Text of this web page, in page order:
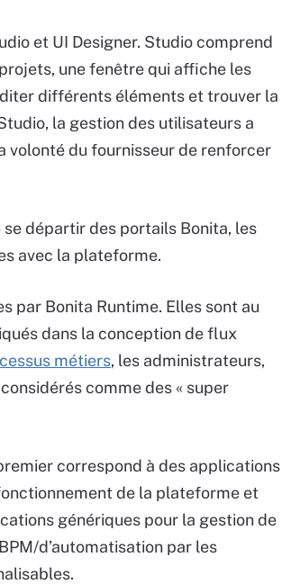
et UI Designer. Studio comprend
une fenêtre qui affiche les
différents éléments et trouver la
la gestion des utilisateurs a
volonté du fournisseur de renforcer
se départir des portails Bonita, les
avec la plateforme.
par Bonita Runtime. Elles sont au
dans la conception de flux
métiers, les administrateurs,
comme des « super
correspond à des applications
de la plateforme et
génériques pour la gestion de
d’automatisation par les